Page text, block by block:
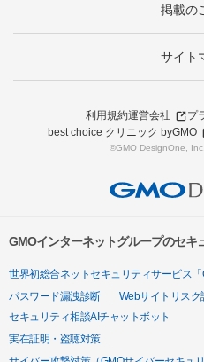
掲載の
サイト
利用規約運営会社
プ
best choice クリニック byGMO
©GMO DesignOne,
GMOインターネットグループのセキ
世界初総合ネットセキュリティサービス「
パスワード漏洩診断
Webサイトリスク
セキュリティ相談AIチャットボット
実在証明・盗聴対策